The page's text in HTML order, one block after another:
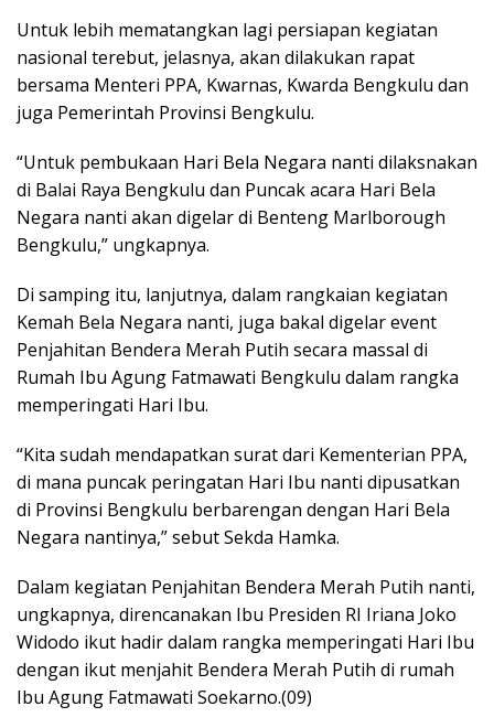
Untuk lebih mematangkan lagi persiapan kegiatan
nasional terebut, jelasnya, akan dilakukan rapat
bersama Menteri PPA, Kwarnas, Kwarda Bengkulu dan
juga Pemerintah Provinsi Bengkulu.
“Untuk pembukaan Hari Bela Negara nanti dilaksnakan
di Balai Raya Bengkulu dan Puncak acara Hari Bela
Negara nanti akan digelar di Benteng Marlborough
Bengkulu,” ungkapnya.
Di samping itu, lanjutnya, dalam rangkaian kegiatan
Kemah Bela Negara nanti, juga bakal digelar event
Penjahitan Bendera Merah Putih secara massal di
Rumah Ibu Agung Fatmawati Bengkulu dalam rangka
memperingati Hari Ibu.
“Kita sudah mendapatkan surat dari Kementerian PPA,
di mana puncak peringatan Hari Ibu nanti dipusatkan
di Provinsi Bengkulu berbarengan dengan Hari Bela
Negara nantinya,” sebut Sekda Hamka.
Dalam kegiatan Penjahitan Bendera Merah Putih nanti,
ungkapnya, direncanakan Ibu Presiden RI Iriana Joko
Widodo ikut hadir dalam rangka memperingati Hari Ibu
dengan ikut menjahit Bendera Merah Putih di rumah
Ibu Agung Fatmawati Soekarno.(09)